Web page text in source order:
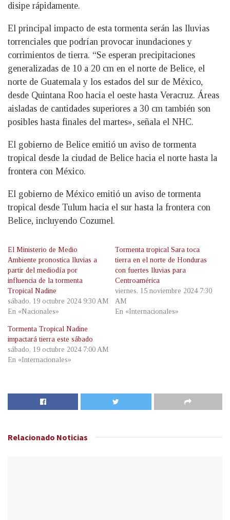
disipe rápidamente.
El principal impacto de esta tormenta serán las lluvias
torrenciales que podrían provocar inundaciones y
corrimientos de tierra. “Se esperan precipitaciones
generalizadas de 10 a 20 cm en el norte de Belice, el
norte de Guatemala y los estados del sur de México,
desde Quintana Roo hacia el oeste hasta Veracruz. Áreas
aisladas de cantidades superiores a 30 cm también son
posibles hasta finales del martes», señala el NHC.
El gobierno de Belice emitió un aviso de tormenta
tropical desde la ciudad de Belice hacia el norte hasta la
frontera con México.
El gobierno de México emitió un aviso de tormenta
tropical desde Tulum hacia el sur hasta la frontera con
Belice, incluyendo Cozumel.
El Ministerio de Medio
Ambiente pronostica lluvias a
partir del mediodía por
influencia de la tormenta
Tropical Nadine
sábado, 19 octubre 2024 9:30 AM
En «Nacionales»
Tormenta tropical Sara toca
tierra en el norte de Honduras
con fuertes lluvias para
Centroamérica
viernes, 15 noviembre 2024 7:30
AM
En «Internacionales»
Tormenta Tropical Nadine
impactará tierra este sábado
sábado, 19 octubre 2024 7:00 AM
En «Internacionales»
Relacionado Noticias